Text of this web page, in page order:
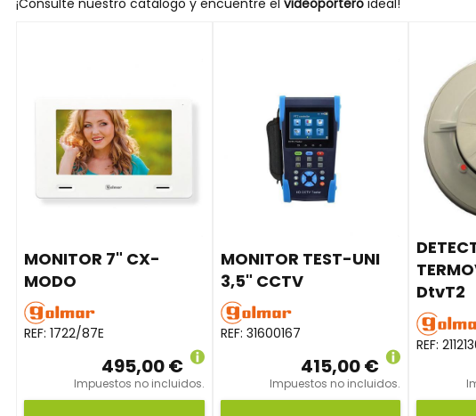
¡Consulte nuestro catálogo y encuentre el videoporteroideal!
MONITOR 7" CX-
MODO
REF: 1722/87E
495,00 €
Impuestos no incluidos.
MONITOR TEST-UNI
3,5" CCTV
REF: 31600167
415,00 €
Impuestos no incluidos.
DtvT2
REF: